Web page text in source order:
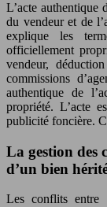
L’acte authentique
du vendeur et de
explique les
officiellement
vendeur,
commissions
authentique de
propriété. L’acte
publicité foncière.
La gestion des
d’un bien
Les conflits entre